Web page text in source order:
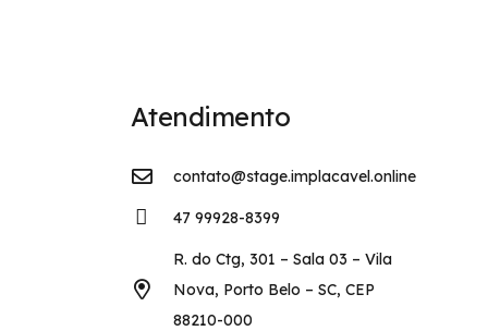
Atendimento
contato@stage.implacavel.online
47 99928-8399
R. do Ctg, 301 – Sala 03 – Vila
Nova, Porto Belo – SC, CEP
88210-000